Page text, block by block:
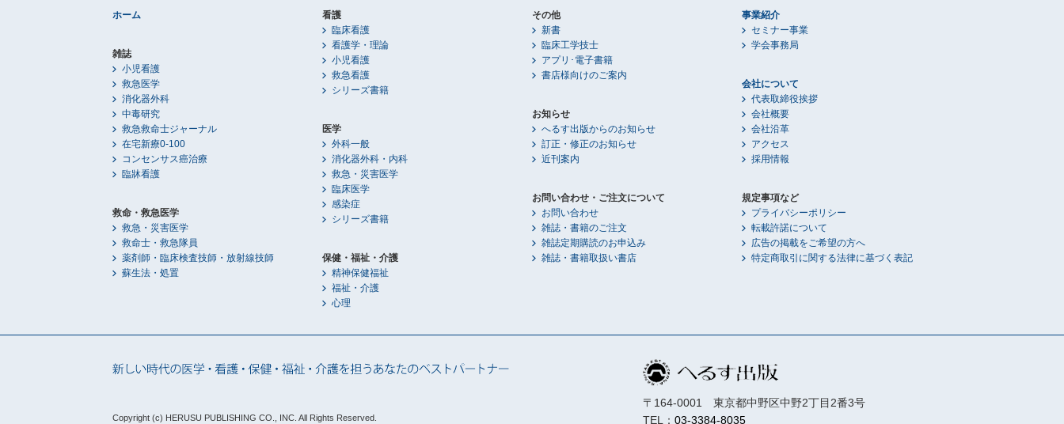
ホーム
雑誌
小児看護
救急医学
消化器外科
中毒研究
救急救命士ジャーナル
在宅新療0-100
コンセンサス癌治療
臨牀看護
救命・救急医学
救急・災害医学
救命士・救急隊員
薬剤師・臨床検査技師・放射線技師
蘇生法・処置
看護
臨床看護
看護学・理論
小児看護
救急看護
シリーズ書籍
医学
外科一般
消化器外科・内科
救急・災害医学
臨床医学
感染症
シリーズ書籍
保健・福祉・介護
精神保健福祉
福祉・介護
心理
その他
新書
臨床工学技士
アプリ･電子書籍
書店様向けのご案内
お知らせ
へるす出版からのお知らせ
訂正・修正のお知らせ
近刊案内
お問い合わせ・ご注文について
お問い合わせ
雑誌・書籍のご注文
雑誌定期購読のお申込み
雑誌・書籍取扱い書店
事業紹介
セミナー事業
学会事務局
会社について
代表取締役挨拶
会社概要
会社沿革
アクセス
採用情報
規定事項など
プライバシーポリシー
転載許諾について
広告の掲載をご希望の方へ
特定商取引に関する法律に基づく表記
〒164-0001 東京都中野区中野2丁目2番3号
TEL： 03-3384-8035
Copyright (c) HERUSU PUBLISHING CO., INC. All Rights Reserved.